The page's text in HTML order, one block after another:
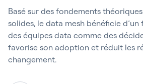
Basé sur des fondements
solides, le data mesh bénéficie
des équipes data comme des
favorise son adoption et réduit les
changement.